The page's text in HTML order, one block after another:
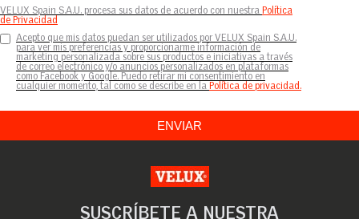
VELUX Spain S.A.U. procesa sus datos de acuerdo con nuestra Política
de Privacidad
Acepto que mis datos puedan ser utilizados por VELUX Spain S.A.U.
para ver mis preferencias y proporcionarme información de
marketing personalizada sobre sus productos e iniciativas a través
de correo electrónico y/o anuncios personalizados en plataformas
como Facebook y Google. Puedo retirar mi consentimiento en
cualquier momento, tal como se describe en la Política de privacidad.
SUSCRÍBETE A NUESTRA